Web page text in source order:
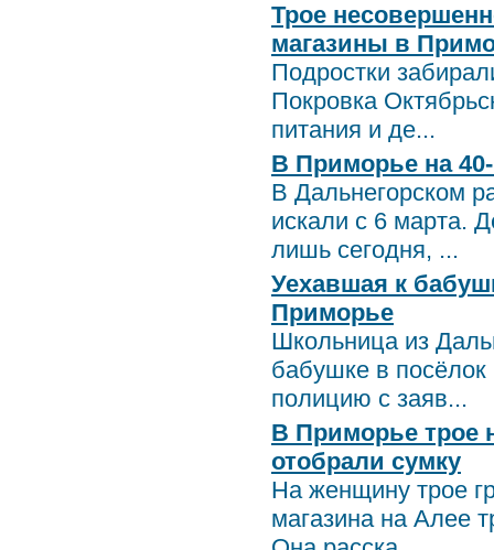
Трое
магазины в
Подростки
Покровка
питания и де...
В Приморье на
В Дальнегорском
искали с 6 марта.
лишь сегодня, ...
Уехавшая к
Приморье
Школьница из
бабушке в
полицию с заяв...
В Приморье трое
отобрали сумку
На женщину трое
магазина на Алее